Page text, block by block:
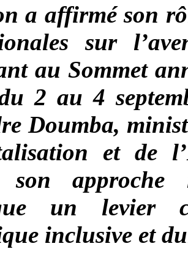
a affirmé son
sur
au Sommet
2 au 4
Doumba,
et de
son
un levier
inclusive et